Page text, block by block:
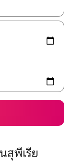
ำรวจผลการค้นหา
สุพีเรีย